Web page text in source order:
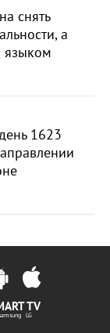
снять
а
языком
1623
TV
LG